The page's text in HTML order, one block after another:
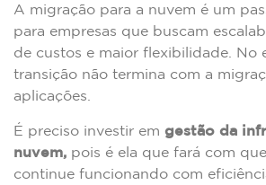
A migração para a nuvem é um
para empresas que buscam
de custos e maior flexibilidade. No
transição não termina com a
aplicações.
É preciso investir em gestão da
nuvem, pois é ela que fará com
continue funcionando com